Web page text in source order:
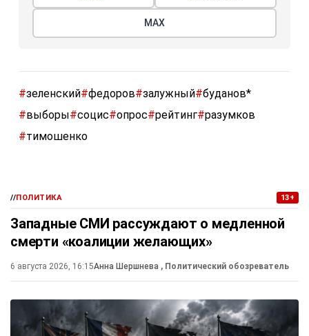
МАХ
#зеленский#федоров#залужный#буданов*
#выборы#социс#опрос#рейтинг#разумков
#тимошенко
//ПОЛИТИКА 13+
Западные СМИ рассуждают о медленной
смерти «коалиции желающих»
6 августа 2026, 16:15Анна Шершнева , Политический обозреватель